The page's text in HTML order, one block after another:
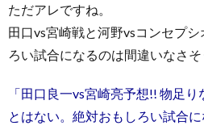
ただアレですね。
田口vs宮崎戦と河野vsコンセプ
ろい試合になるのは間違いなさそ
「田口良一vs宮崎亮予想!! 物足
とはない。絶対おもしろい試合に